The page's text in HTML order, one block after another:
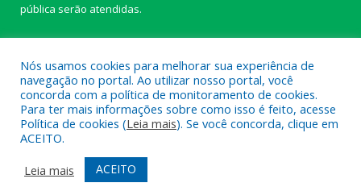
pública serão atendidas.
Todos os direitos reservados a câmara de Paragominas.
Mapa do Site
Acessar Área Administrativa
Acessar Webmail
Nós usamos cookies para melhorar sua experiência de
navegação no portal. Ao utilizar nosso portal, você
concorda com a política de monitoramento de cookies.
Para ter mais informações sobre como isso é feito, acesse
Política de cookies (Leia mais). Se você concorda, clique em
ACEITO.
Leia mais
ACEITO